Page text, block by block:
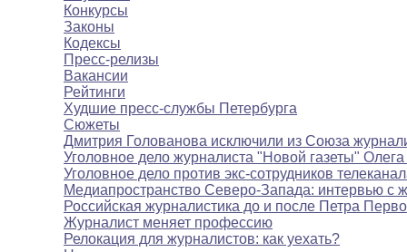
Конкурсы
Законы
Кодексы
Пресс-релизы
Вакансии
Рейтинги
Худшие пресс-службы Петербурга
Сюжеты
Дмитрия Голованова исключили из Союза
Уголовное дело журналиста "Новой газеты"
Уголовное дело против экс-сотрудников
Медиапространство Северо-Запада: интервью с
Российская журналистика до и после Петра
Журналист меняет профессию
Релокация для журналистов: как уехать?